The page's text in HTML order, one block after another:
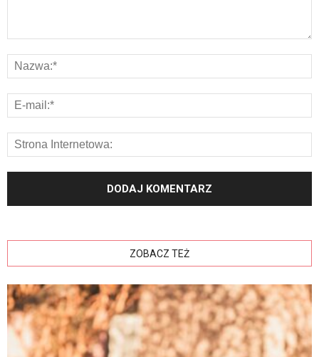
ZOBACZ TEŻ